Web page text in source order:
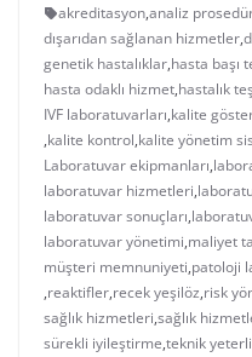
akreditasyon,analiz
dışarıdan sağlanan hizmetler,
genetik hastalıklar,hasta başı
hasta odaklı hizmet,hastalık
IVF laboratuvarları,kalite
,kalite kontrol,kalite yönetim
Laboratuvar ekipmanları,
laboratuvar hizmetleri,
laboratuvar sonuçları,
laboratuvar yönetimi,maliyet
müşteri memnuniyeti,patoloji
,reaktifler,recek yeşilöz,risk
sağlık hizmetleri,sağlık
sürekli iyileştirme,teknik